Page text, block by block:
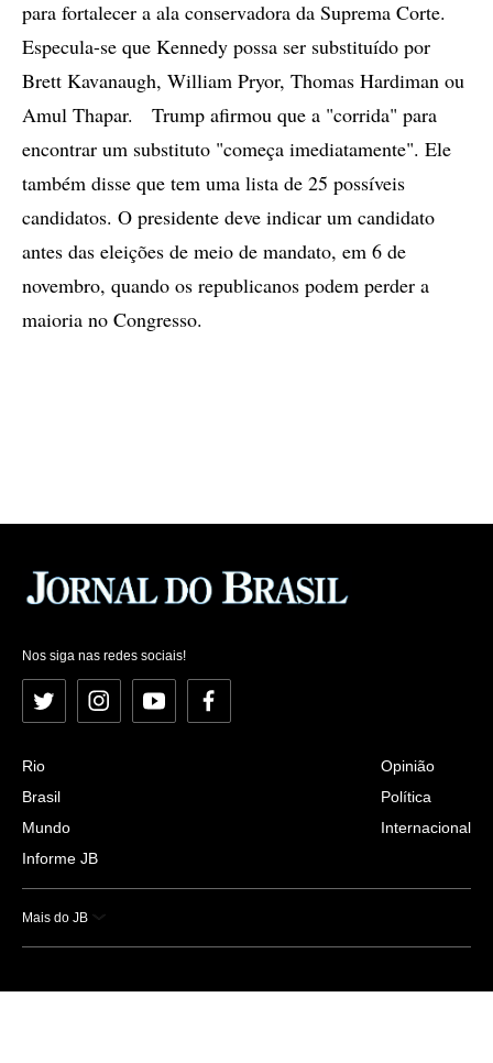
para fortalecer a ala conservadora da Suprema Corte.
Especula-se que Kennedy possa ser substituído por
Brett Kavanaugh, William Pryor, Thomas Hardiman ou
Amul Thapar. Trump afirmou que a "corrida" para
encontrar um substituto "começa imediatamente". Ele
também disse que tem uma lista de 25 possíveis
candidatos. O presidente deve indicar um candidato
antes das eleições de meio de mandato, em 6 de
novembro, quando os republicanos podem perder a
maioria no Congresso.
Nos siga nas redes sociais!
Twitter InstagramYouTubeFacebook
Rio
Brasil
Mundo
Informe JB
Opinião
Política
Internacional
Mais do JB
Esportes